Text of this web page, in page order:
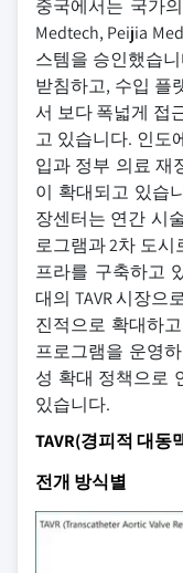
중국에서는 국가
Medtech, Peijia
스템을 승인했습
받침하고, 수입 플
서 보다 폭넓게 접
고 있습니다. 인도
입과 정부 의료 재
이 확대되고 있습
장센터는 연간 시
로그램과 2차 도시
프라를 구축하고
대의 TAVR 시장으
진적으로 확대하
프로그램을 운영
성 확대 정책으로
있습니다.
TAVR(경피적 대동
전개 방식별